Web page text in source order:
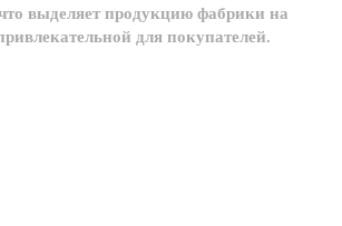
выделяет продукцию фабрики на
для покупателей.